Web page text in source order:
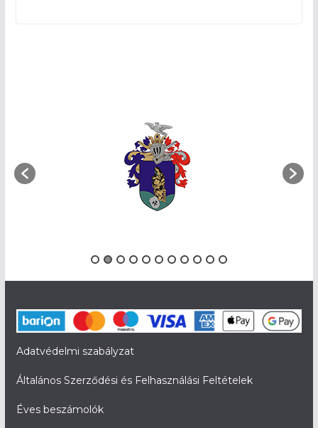
Adatvédelmi szabályzat
Általános Szerződési és Felhasználási Feltételek
Éves beszámolók